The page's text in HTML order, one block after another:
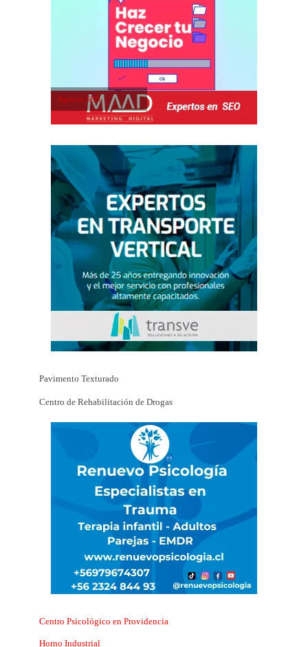
Agencia SEO
Pavimento Texturado
Centro de Rehabilitación de Drogas
Centro Psicológico en Providencia
Horno Industrial